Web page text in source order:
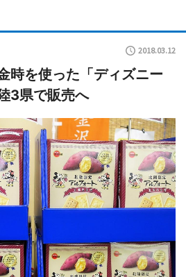
2018.03.12
時を使った「ディズニー
3県で販売へ